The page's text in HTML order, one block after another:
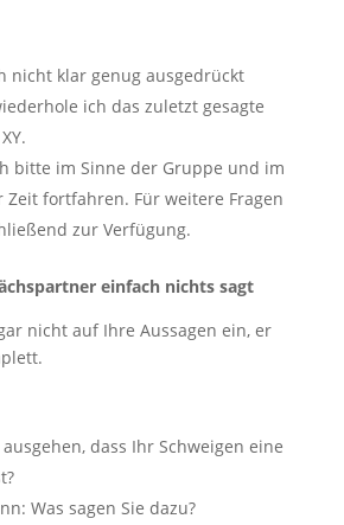
nicht klar genug ausgedrückt
ich das zuletzt gesagte
bitte im Sinne der Gruppe und im
Zeit fortfahren. Für weitere Fragen
zur Verfügung.
einfach nichts sagt
nicht auf Ihre Aussagen ein, er
dass Ihr Schweigen eine
Was sagen Sie dazu?